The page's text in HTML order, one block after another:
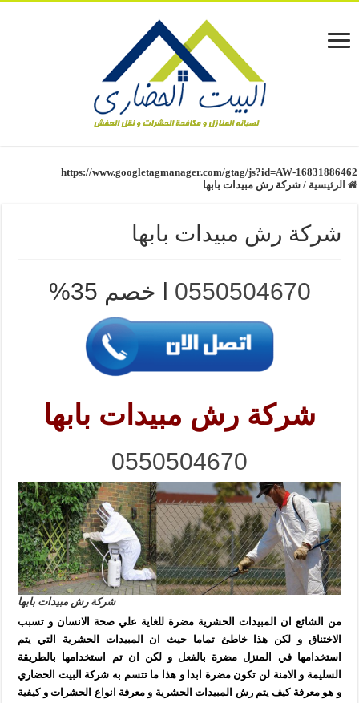
https://www.googletagmanager.com/gtag/js?id=AW-16831886462
الرئيسية / شركة رش مبيدات بابها
شركة رش مبيدات بابها
0550504670
شركة رش مبيدات بابها
0550504670
شركة رش مبيدات بابها
من الشائع ان المبيدات الحشرية مضرة للغاية علي صحة الانسان و تسبب
الاختناق و لكن هذا خاطئ تماما حيث ان المبيدات الحشرية التي يتم
استخدامها في المنزل مضرة بالفعل و لكن ان تم استخدامها بالطريقة
السليمة و الامنة لن تكون مضرة ابدا و هذا ما تتسم به شركة البيت الحضاري
و هو معرفة كيف يتم رش المبيدات الحشرية و معرفة انواع الحشرات و كيفية